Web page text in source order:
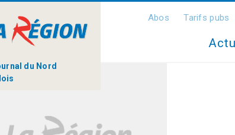
du Nord
Abos Tarifs pubs